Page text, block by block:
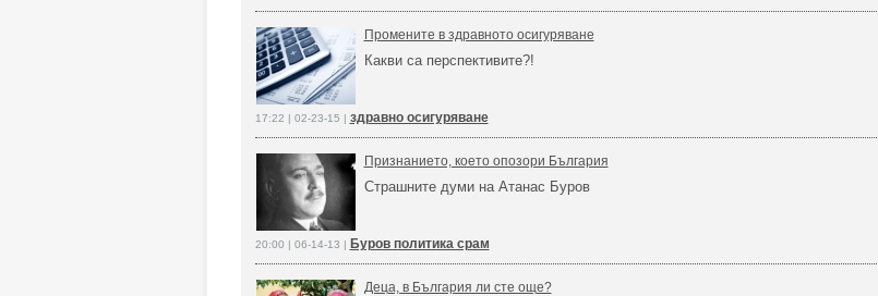
Промените в здравното осигуряване
Какви са перспективите?!
17:22 | 02-23-15 | здравно осигуряване
Признанието, което опозори България
Страшните думи на Атанас Буров
20:00 | 06-14-13 | Буров политика срам
Деца, в България ли сте още?